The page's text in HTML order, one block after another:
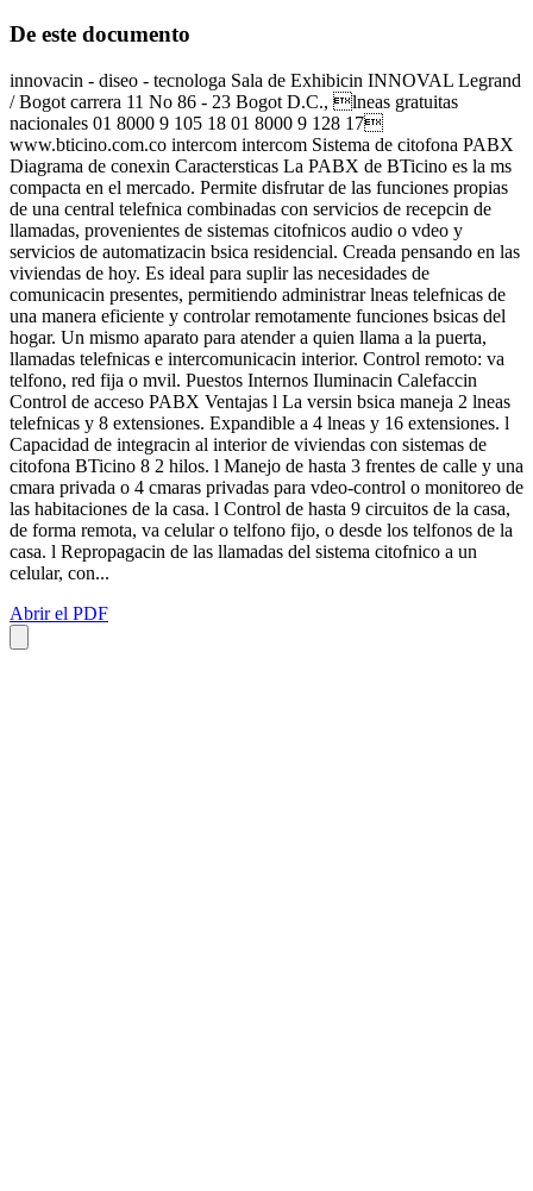
De este documento
innovacin - diseo - tecnologa Sala de Exhibicin INNOVAL Legrand
/ Bogot carrera 11 No 86 - 23 Bogot D.C., lneas gratuitas
nacionales 01 8000 9 105 18 01 8000 9 128 17
www.bticino.com.co intercom intercom Sistema de citofona PABX
Diagrama de conexin Caractersticas La PABX de BTicino es la ms
compacta en el mercado. Permite disfrutar de las funciones propias
de una central telefnica combinadas con servicios de recepcin de
llamadas, provenientes de sistemas citofnicos audio o vdeo y
servicios de automatizacin bsica residencial. Creada pensando en las
viviendas de hoy. Es ideal para suplir las necesidades de
comunicacin presentes, permitiendo administrar lneas telefnicas de
una manera eficiente y controlar remotamente funciones bsicas del
hogar. Un mismo aparato para atender a quien llama a la puerta,
llamadas telefnicas e intercomunicacin interior. Control remoto: va
telfono, red fija o mvil. Puestos Internos Iluminacin Calefaccin
Control de acceso PABX Ventajas l La versin bsica maneja 2 lneas
telefnicas y 8 extensiones. Expandible a 4 lneas y 16 extensiones. l
Capacidad de integracin al interior de viviendas con sistemas de
citofona BTicino 8 2 hilos. l Manejo de hasta 3 frentes de calle y una
cmara privada o 4 cmaras privadas para vdeo-control o monitoreo de
las habitaciones de la casa. l Control de hasta 9 circuitos de la casa,
de forma remota, va celular o telfono fijo, o desde los telfonos de la
casa. l Repropagacin de las llamadas del sistema citofnico a un
celular, con...
Abrir el PDF